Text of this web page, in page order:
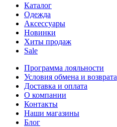
Каталог
Одежда
Аксессуары
Новинки
Хиты продаж
Sale
Программа лояльности
Условия обмена и возврата
Доставка и оплата
О компании
Контакты
Наши магазины
Блог